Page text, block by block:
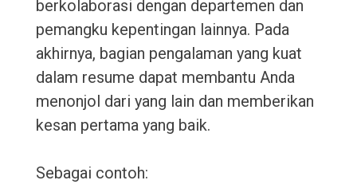
berkolaborasi dengan departemen dan
pemangku kepentingan lainnya. Pada
akhirnya, bagian pengalaman yang kuat
dalam resume dapat membantu Anda
menonjol dari yang lain dan memberikan
kesan pertama yang baik.
Sebagai contoh: